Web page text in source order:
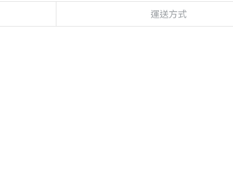
運送方式